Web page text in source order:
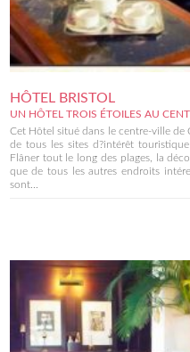
HÔTEL BRISTOL
UN HÔTEL TROIS ÉTOILES AU
Cet Hôtel situé dans le centre-ville de
de tous les sites d?intérêt
Flâner tout le long des plages, la
que de tous les autres endroits
sont...